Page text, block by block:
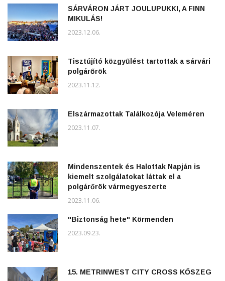
SÁRVÁRON JÁRT JOULUPUKKI, A FINN
MIKULÁS!
2023.12.06.
Tisztújító közgyűlést tartottak a sárvári
polgárőrök
2023.11.12.
Elszármazottak Találkozója Veleméren
2023.11.07.
Mindenszentek és Halottak Napján is
kiemelt szolgálatokat láttak el a
polgárőrök vármegyeszerte
2023.11.06.
"Biztonság hete" Körmenden
2023.09.23.
15. METRINWEST CITY CROSS KŐSZEG